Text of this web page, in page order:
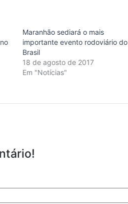
Maranhão sediará o mais
importante evento rodoviário do
Brasil
18 de agosto de 2017
Em "Notícias"